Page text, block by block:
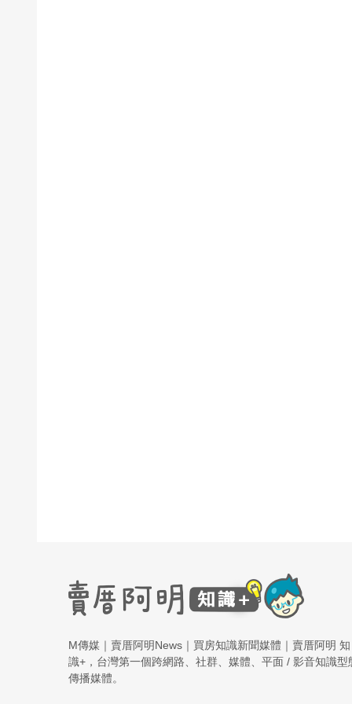
M傳媒｜賣厝阿明News｜買房知識新聞媒體｜賣厝阿明 知
識+，台灣第一個跨網路、社群、媒體、平面 / 影音知識型
傳播媒體。